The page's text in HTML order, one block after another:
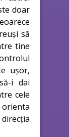
doar
să
tine
ușor,
i dai
cele
orienta